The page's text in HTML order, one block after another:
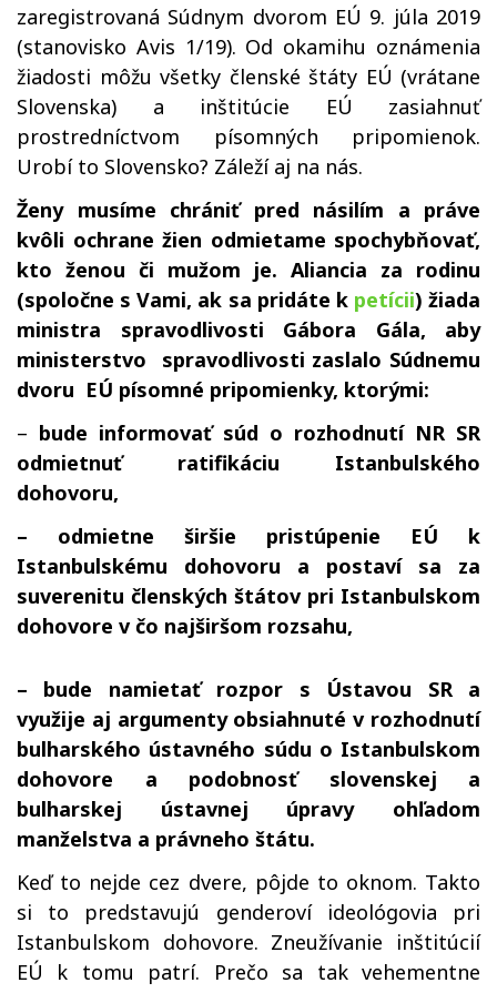
zaregistrovaná Súdnym dvorom EÚ 9. júla 2019
(stanovisko Avis 1/19). Od okamihu oznámenia
žiadosti môžu všetky členské štáty EÚ (vrátane
Slovenska) a inštitúcie EÚ zasiahnuť
prostredníctvom písomných pripomienok.
Urobí to Slovensko? Záleží aj na nás.
Ženy musíme chrániť pred násilím a práve
kvôli ochrane žien odmietame spochybňovať,
kto ženou či mužom je. Aliancia za rodinu
(spoločne s Vami, ak sa pridáte k petícii) žiada
ministra spravodlivosti Gábora Gála, aby
ministerstvo spravodlivosti zaslalo Súdnemu
dvoru EÚ písomné pripomienky, ktorými:
– bude informovať súd o rozhodnutí NR SR
odmietnuť ratifikáciu Istanbulského
dohovoru,
– odmietne širšie pristúpenie EÚ k
Istanbulskému dohovoru a postaví sa za
suverenitu členských štátov pri Istanbulskom
dohovore v čo najširšom rozsahu,
– bude namietať rozpor s Ústavou SR a
využije aj argumenty obsiahnuté v rozhodnutí
bulharského ústavného súdu o Istanbulskom
dohovore a podobnosť slovenskej a
bulharskej ústavnej úpravy ohľadom
manželstva a právneho štátu.
Keď to nejde cez dvere, pôjde to oknom. Takto
si to predstavujú genderoví ideológovia pri
Istanbulskom dohovore. Zneužívanie inštitúcií
EÚ k tomu patrí. Prečo sa tak vehementne